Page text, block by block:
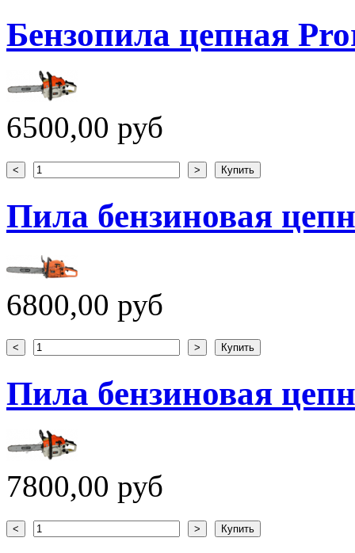
Бензопила цепная
6500,00 руб
Пила бензиновая
6800,00 руб
Пила бензиновая
7800,00 руб